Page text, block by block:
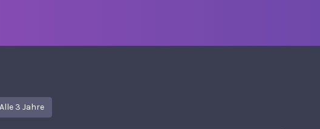
Alle 3 Jahre